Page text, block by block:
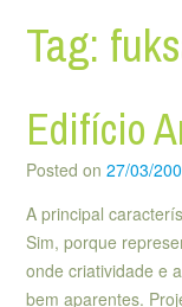
Tag:
Edifício
Posted on 27/03/
A principal
Sim, porque
onde criatividade e
bem aparentes.